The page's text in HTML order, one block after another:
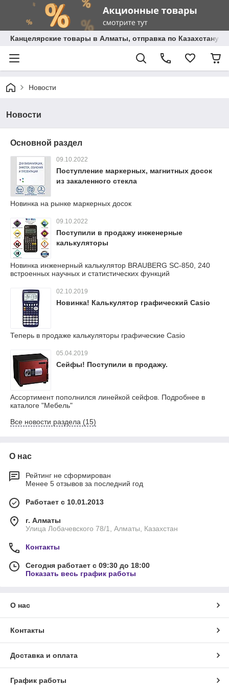
Канцелярские товары в Алматы, отправка по Казахстану.
Новости
Новости
Основной раздел
09.10.2022
Поступление маркерных, магнитных досок
из закаленного стекла
Новинка на рынке маркерных досок
09.10.2022
Поступили в продажу инженерные
калькуляторы
Новинка инженерный калькулятор BRAUBERG SC-850, 240
встроенных научных и статистических функций
02.10.2019
Новинка! Калькулятор графический Casio
Теперь в продаже калькуляторы графические Casio
05.04.2019
Сейфы! Поступили в продажу.
Ассортимент пополнился линейкой сейфов. Подробнее в
каталоге "Мебель"
Все новости раздела (15)
О нас
Рейтинг не сформирован
Менее 5 отзывов за последний год
Работает с 10.01.2013
г. Алматы
Улица Лобачевского 78/1, Алматы, Казахстан
Контакты
Сегодня работает с 09:30 до 18:00
Показать весь график работы
О нас
Контакты
Доставка и оплата
График работы